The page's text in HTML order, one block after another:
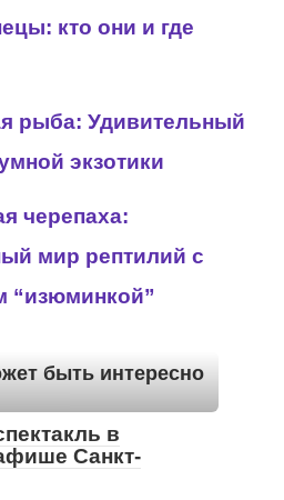
кто они и где
рыба: Удивительный
экзотики
черепаха:
мир рептилий с
“изюминкой”
быть интересно
в
Санкт-